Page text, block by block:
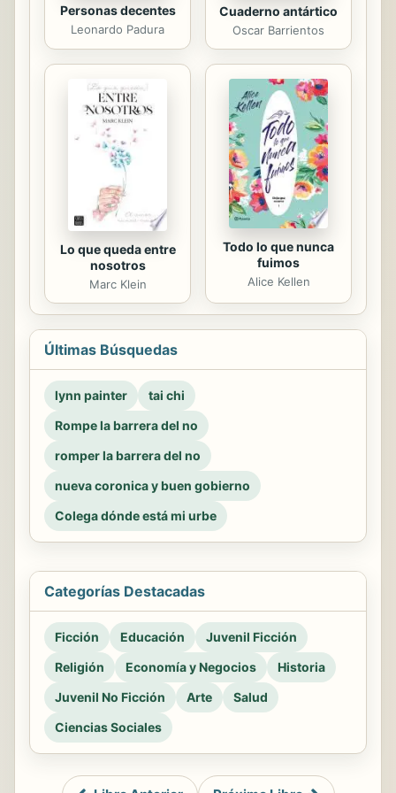
Personas decentes
Leonardo Padura
Cuaderno antártico
Oscar Barrientos
Lo que queda entre
nosotros
Marc Klein
Todo lo que nunca
fuimos
Alice Kellen
Últimas Búsquedas
lynn painter
tai chi
Rompe la barrera del no
romper la barrera del no
nueva coronica y buen gobierno
Colega dónde está mi urbe
Categorías Destacadas
Ficción Educación
Juvenil Ficción
Religión
Economía y Negocios
Historia
Juvenil No Ficción
Arte
Salud
Ciencias Sociales